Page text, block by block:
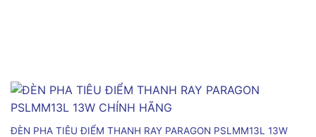
ĐÈN PHA TIÊU ĐIỂM THANH RAY PARAGON PSLMM13L 13W